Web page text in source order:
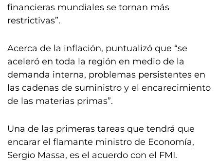
financieras mundiales se tornan más
restrictivas”.
Acerca de la inflación, puntualizó que “se
aceleró en toda la región en medio de la
demanda interna, problemas persistentes en
las cadenas de suministro y el encarecimiento
de las materias primas”.
Una de las primeras tareas que tendrá que
encarar el flamante ministro de Economía,
Sergio Massa, es el acuerdo con el FMI.